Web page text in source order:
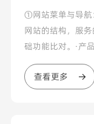
①网站菜单与导航
网站的结构，服
础功能比对。·产
分—功能流程...
查看更多